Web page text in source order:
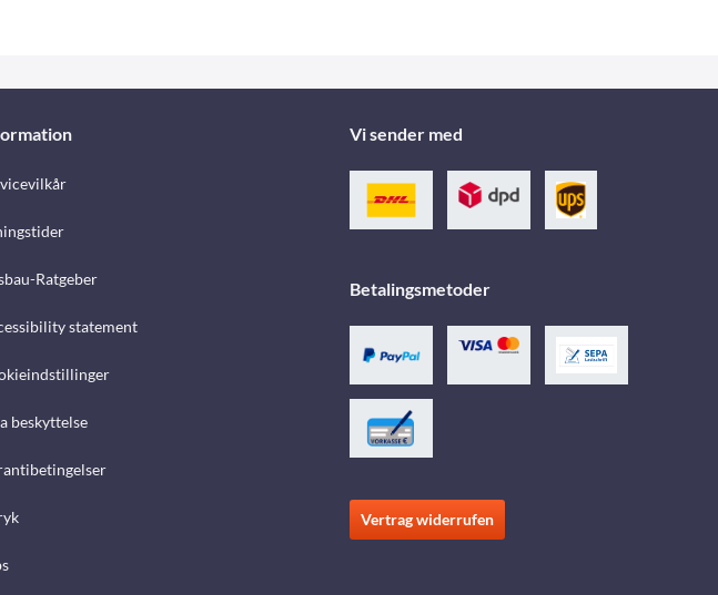
Ratgeber
statement
beskyttelse
Vi sender med
Betalingsmetoder
Vertrag widerrufen